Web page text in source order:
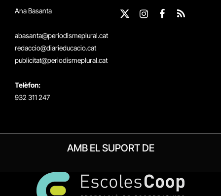
Ana Basanta
abasanta@periodismeplural.cat
redaccio@diarieducacio.cat
publicitat@periodismeplural.cat
Telèfon:
932 311 247
X
Instagram
Facebook
RSS
AMB EL SUPORT DE